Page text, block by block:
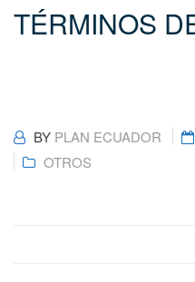
TÉRMINOS
BY PLAN ECUADOR
OTROS